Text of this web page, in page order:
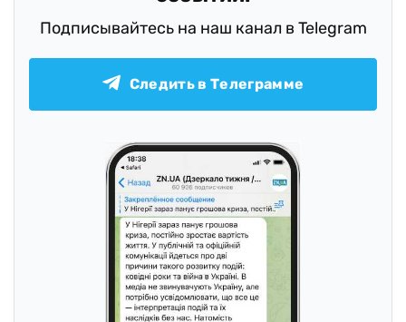
Подписывайтесь на наш канал в Telegram
Следить в Телеграмме